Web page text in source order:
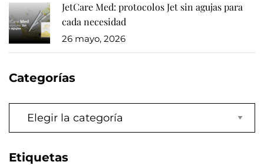
JetCare Med: protocolos Jet sin agujas para
cada necesidad
26 mayo, 2026
Categorías
Categorías
Etiquetas